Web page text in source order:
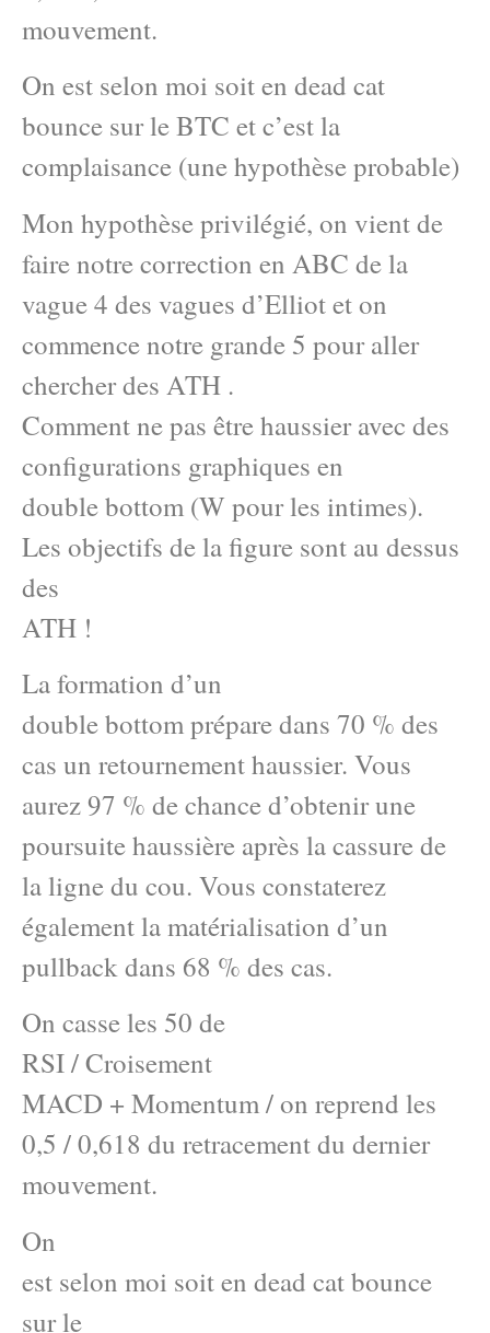
mouvement.
On est selon moi soit en dead cat
bounce sur le BTC et c’est la
complaisance (une hypothèse probable)
Mon hypothèse privilégié, on vient de
faire notre correction en ABC de la
vague 4 des vagues d’Elliot et on
commence notre grande 5 pour aller
chercher des ATH .
Comment ne pas être haussier avec des
configurations graphiques en
double bottom (W pour les intimes).
Les objectifs de la figure sont au dessus
des
ATH !
La formation d’un
double bottom prépare dans 70 % des
cas un retournement haussier. Vous
aurez 97 % de chance d’obtenir une
poursuite haussière après la cassure de
la ligne du cou. Vous constaterez
également la matérialisation d’un
pullback dans 68 % des cas.
On casse les 50 de
RSI / Croisement
MACD + Momentum / on reprend les
0,5 / 0,618 du retracement du dernier
mouvement.
On
est selon moi soit en dead cat bounce
sur le